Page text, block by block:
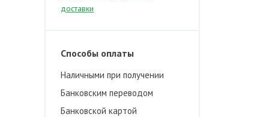
доставки
Способы оплаты
Наличными при получении
Банковским переводом
Банковской картой